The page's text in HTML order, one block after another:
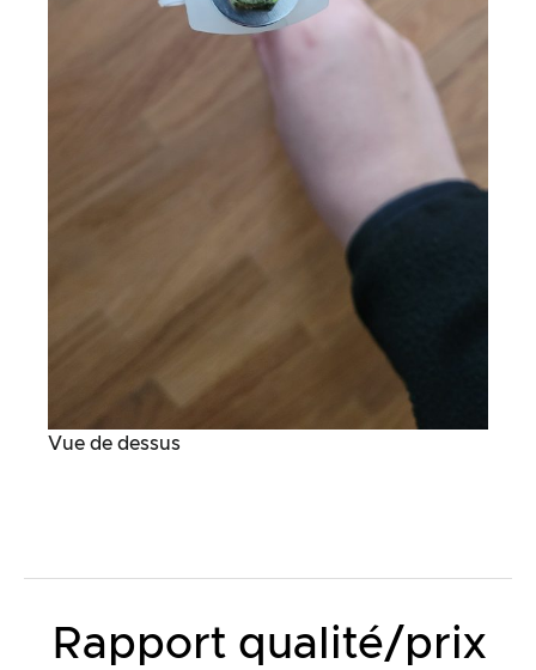
Vue de dessus
Rapport qualité/prix